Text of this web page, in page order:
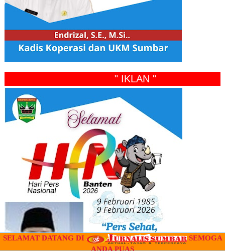
" IKLAN "
SELAMAT DATANG DI
SEMOGA
ANDA PUAS